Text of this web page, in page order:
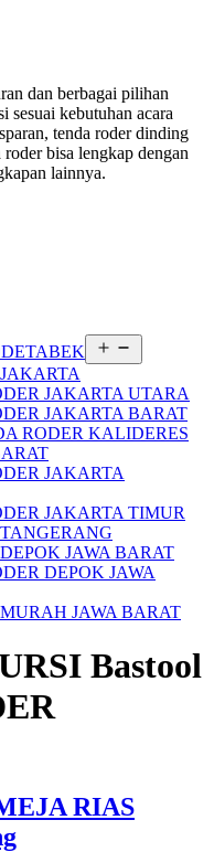
dan berbagai pilihan
sesuai kebutuhan acara
tenda roder dinding
bisa lengkap dengan
lainnya.
menu
JAKARTA UTARA
JAKARTA BARAT
RODER KALIDERES
JAKARTA
JAKARTA TIMUR
JAWA BARAT
DEPOK JAWA
JAWA BARAT
Bastool
RIAS